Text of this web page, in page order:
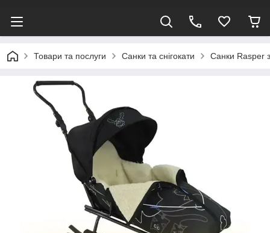
Товари та послуги Санки та снігокати Санки Rasper